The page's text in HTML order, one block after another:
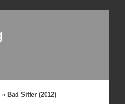
» Bad Sitter (2012)